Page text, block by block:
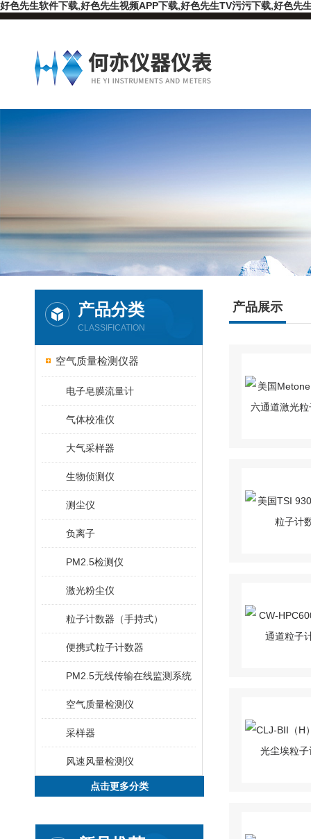
好色先生软件下载,好色先生视频APP下载,好色先生TV污污下载,好色先
产品分类
CLASSIFICATION
空气质量检测仪器
电子皂膜流量计
气体校准仪
大气采样器
生物侦测仪
测尘仪
负离子
PM2.5检测仪
激光粉尘仪
粒子计数器（手持式）
便携式粒子计数器
PM2.5无线传输在线监测系统
空气质量检测仪
采样器
风速风量检测仪
点击更多分类
产品展示